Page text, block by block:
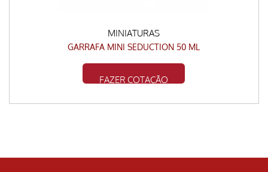
MINIATURAS
GARRAFA MINI SEDUCTION 50 ML
FAZER COTAÇÃO